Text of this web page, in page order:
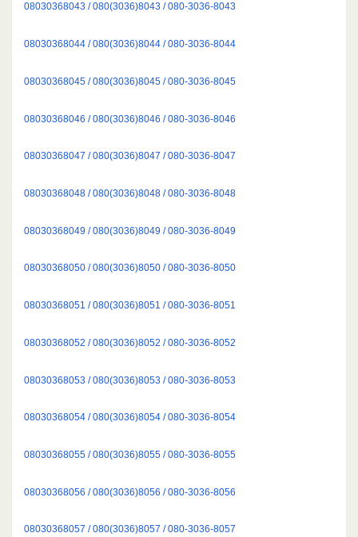
08030368043 / 080(3036)8043 / 080-3036-8043
08030368044 / 080(3036)8044 / 080-3036-8044
08030368045 / 080(3036)8045 / 080-3036-8045
08030368046 / 080(3036)8046 / 080-3036-8046
08030368047 / 080(3036)8047 / 080-3036-8047
08030368048 / 080(3036)8048 / 080-3036-8048
08030368049 / 080(3036)8049 / 080-3036-8049
08030368050 / 080(3036)8050 / 080-3036-8050
08030368051 / 080(3036)8051 / 080-3036-8051
08030368052 / 080(3036)8052 / 080-3036-8052
08030368053 / 080(3036)8053 / 080-3036-8053
08030368054 / 080(3036)8054 / 080-3036-8054
08030368055 / 080(3036)8055 / 080-3036-8055
08030368056 / 080(3036)8056 / 080-3036-8056
08030368057 / 080(3036)8057 / 080-3036-8057